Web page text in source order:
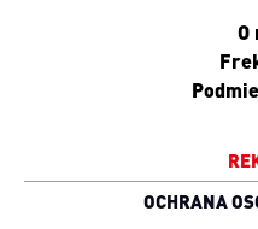
O
OCHRANA